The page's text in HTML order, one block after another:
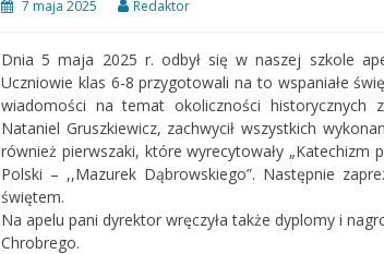
7 maja 2025 Redaktor
Dnia 5 maja 2025 r. odbył się w naszej szkole
Uczniowie klas 6-8 przygotowali na to wspaniałe
wiadomości na temat okoliczności historycznych
Nataniel Gruszkiewicz, zachwycił wszystkich
również pierwszaki, które wyrecytowały „Katechizm
Polski – ,,Mazurek Dąbrowskiego”. Następnie
świętem.
Na apelu pani dyrektor wręczyła także dyplomy i
Chrobrego.